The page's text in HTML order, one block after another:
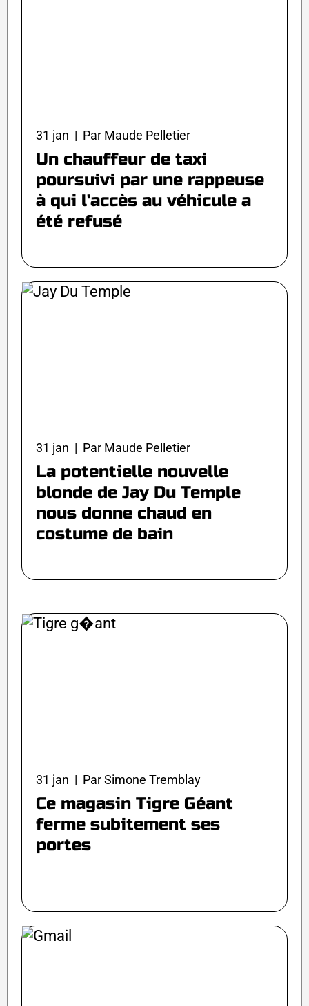
31 jan | Par Maude Pelletier
Un chauffeur de taxi
poursuivi par une rappeuse
à qui l'accès au véhicule a
été refusé
31 jan | Par Maude Pelletier
La potentielle nouvelle
blonde de Jay Du Temple
nous donne chaud en
costume de bain
31 jan | Par Simone Tremblay
Ce magasin Tigre Géant
ferme subitement ses
portes